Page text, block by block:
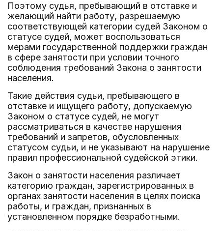
Поэтому судья, пребывающий в отставке и
желающий найти работу, разрешаемую
соответствующей категории судей Законом о
статусе судей, может воспользоваться
мерами государственной поддержки граждан
в сфере занятости при условии точного
соблюдения требований Закона о занятости
населения.
Такие действия судьи, пребывающего в
отставке и ищущего работу, допускаемую
Законом о статусе судей, не могут
рассматриваться в качестве нарушения
требований и запретов, обусловленных
статусом судьи, и не указывают на нарушение
правил профессиональной судейской этики.
Закон о занятости населения различает
категорию граждан, зарегистрированных в
органах занятости населения в целях поиска
работы, и граждан, признанных в
установленном порядке безработными.